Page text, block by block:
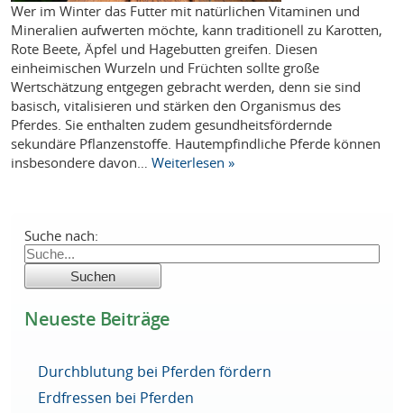
Wer im Winter das Futter mit natürlichen Vitaminen und
Mineralien aufwerten möchte, kann traditionell zu Karotten,
Rote Beete, Äpfel und Hagebutten greifen. Diesen
einheimischen Wurzeln und Früchten sollte große
Wertschätzung entgegen gebracht werden, denn sie sind
basisch, vitalisieren und stärken den Organismus des
Pferdes. Sie enthalten zudem gesundheitsfördernde
sekundäre Pflanzenstoffe. Hautempfindliche Pferde können
insbesondere davon…Weiterlesen »
Suche nach:
Neueste Beiträge
Durchblutung bei Pferden fördern
Erdfressen bei Pferden